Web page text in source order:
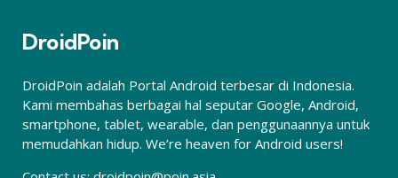
DroidPoin
DroidPoin adalah Portal Android terbesar di Indonesia.
Kami membahas berbagai hal seputar Google, Android,
smartphone, tablet, wearable, dan penggunaannya untuk
memudahkan hidup. We’re heaven for Android users!